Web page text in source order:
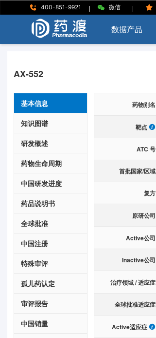
400-851-9921 | 微信 |
数据产品
AX-552
基本信息
知识图谱
研发概述
药物生命周期
中国研发进度
药品说明书
全球批准
中国注册
特殊审评
孤儿药认定
审评报告
中国销量
药物别名
靶点
ATC 号
首批国家/区域
复方
原研公司
Active公司
Inactive公司
治疗领域 / 适应症
全球批准适应症
Active适应症